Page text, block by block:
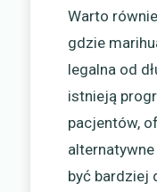
Warto
gdzie
legalna od
istnieją
pacjentów,
być bardziej